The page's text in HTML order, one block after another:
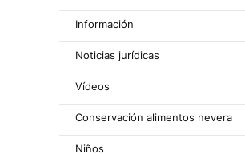
Información
Noticias jurídicas
Vídeos
Conservación alimentos nevera
Niños